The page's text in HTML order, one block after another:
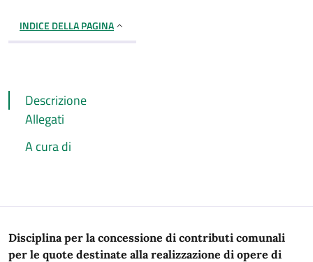
INDICE DELLA PAGINA
Descrizione
Allegati
A cura di
Descrizione
Disciplina per la concessione di contributi comunali
per le quote destinate alla realizzazione di opere di